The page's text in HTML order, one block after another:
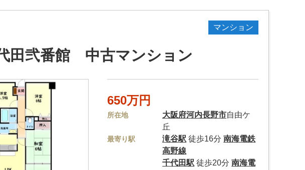
マンション
田弐番館 中古マンション
650万円
所在地 大阪府河内長野市自由ケ
丘
最寄り駅 滝谷駅 徒歩16分南海電鉄
高野線
千代田駅 徒歩20分南海電